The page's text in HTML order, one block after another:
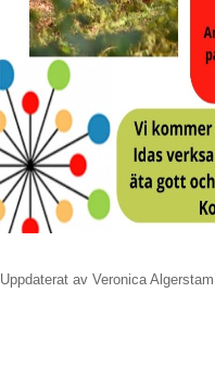
Uppdaterat av Veronica